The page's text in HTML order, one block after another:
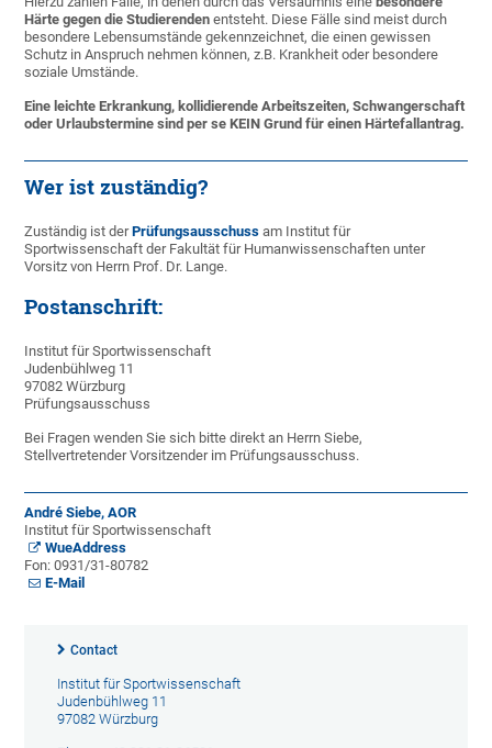
Härte gegen die Studierenden entsteht. Diese Fälle sind meist durch
besondere Lebensumstände gekennzeichnet, die einen gewissen
Schutz in Anspruch nehmen können, z.B. Krankheit oder besondere
soziale Umstände.
Eine leichte Erkrankung, kollidierende Arbeitszeiten, Schwangerschaft
oder Urlaubstermine sind per se KEIN Grund für einen Härtefallantrag.
Wer ist zuständig?
Zuständig ist derPrüfungsausschuss am Institut für
Sportwissenschaft der Fakultät für Humanwissenschaften unter
Vorsitz von Herrn Prof. Dr. Lange.
Postanschrift:
Institut für Sportwissenschaft
Judenbühlweg 11
97082 Würzburg
Prüfungsausschuss
Bei Fragen wenden Sie sich bitte direkt an Herrn Siebe,
Stellvertretender Vorsitzender im Prüfungsausschuss.
André Siebe, AOR
Institut für Sportwissenschaft
WueAddress
Fon: 0931/31-80782
E-Mail
Contact
Institut für Sportwissenschaft
Judenbühlweg 11
97082 Würzburg